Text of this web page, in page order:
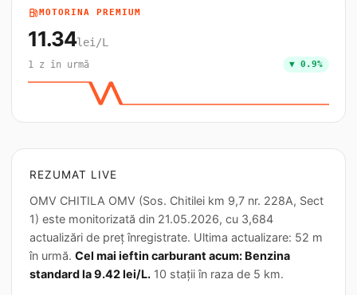
local_gas_stationMOTORINA PREMIUM
11.34lei/L
1 z în urmă ▼ 0.9%
REZUMAT LIVE
OMV CHITILA OMV (Sos. Chitilei km 9,7 nr. 228A, Sect
1) este monitorizată din 21.05.2026, cu 3,684
actualizări de preț înregistrate. Ultima actualizare: 52 m
în urmă. Cel mai ieftin carburant acum: Benzina
standard la 9.42 lei/L. 10 stații în raza de 5 km.